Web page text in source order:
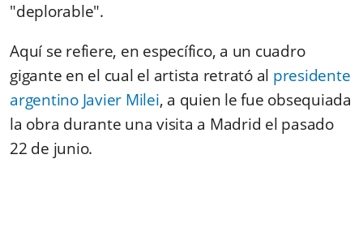
"deplorable".
Aquí se refiere, en específico, a un cuadro
gigante en el cual el artista retrató al presidente
argentino Javier Milei, a quien le fue obsequiada
la obra durante una visita a Madrid el pasado
22 de junio.